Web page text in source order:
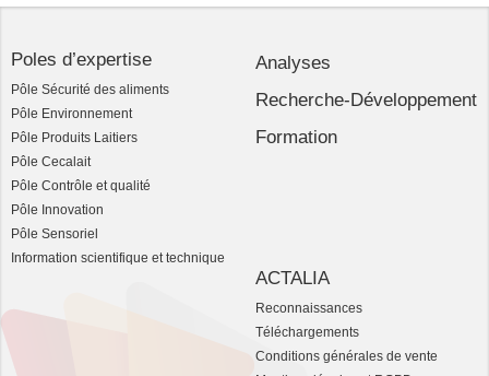
Poles d’expertise
Pôle Sécurité des aliments
Pôle Environnement
Pôle Produits Laitiers
Pôle Cecalait
Pôle Contrôle et qualité
Pôle Innovation
Pôle Sensoriel
Information scientifique et technique
Analyses
Recherche-Développement
Formation
ACTALIA
Reconnaissances
Téléchargements
Conditions générales de vente